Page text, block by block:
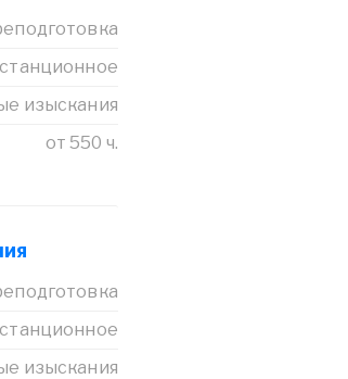
изыскания
от 550 ч.
изыскания